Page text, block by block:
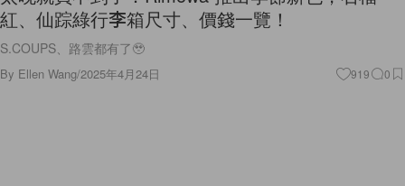
紅、仙踪綠行李箱尺寸、價錢一覽！
S.COUPS、路雲都有了🥹
By Ellen Wang/2025年4月24日 919 0